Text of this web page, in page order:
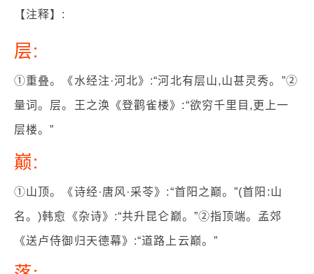
【注释】:
层:
①重叠。《水经注·河北》:“河北有层山,山甚灵秀。”②
量词。层。王之涣《登鹳雀楼》:“欲穷千里目,更上一
层楼。”
巅:
①山顶。《诗经·唐风·采苓》:“首阳之巅。”(首阳:山
名。)韩愈《杂诗》:“共升昆仑巅。”②指顶端。孟郊
《送卢侍御归天德幕》:“道路上云巅。”